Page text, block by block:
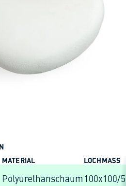
MATERIAL LOCHMASS
Polyurethanschaum 100x100/